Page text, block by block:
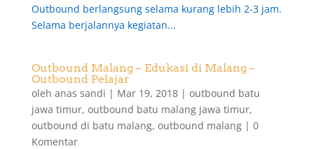
Outbound berlangsung selama kurang lebih 2-3 jam.
Selama berjalannya kegiatan...
Outbound Malang – Edukasi di Malang –
Outbound Pelajar
oleh anas sandi | Mar 19, 2018| outbound batu
jawa timur, outbound batu malang jawa timur,
outbound di batu malang, outbound malang| 0
Komentar